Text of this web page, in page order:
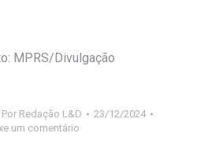
MPRS/Divulgação
Por Redação L&D
23/12/2024
um comentário